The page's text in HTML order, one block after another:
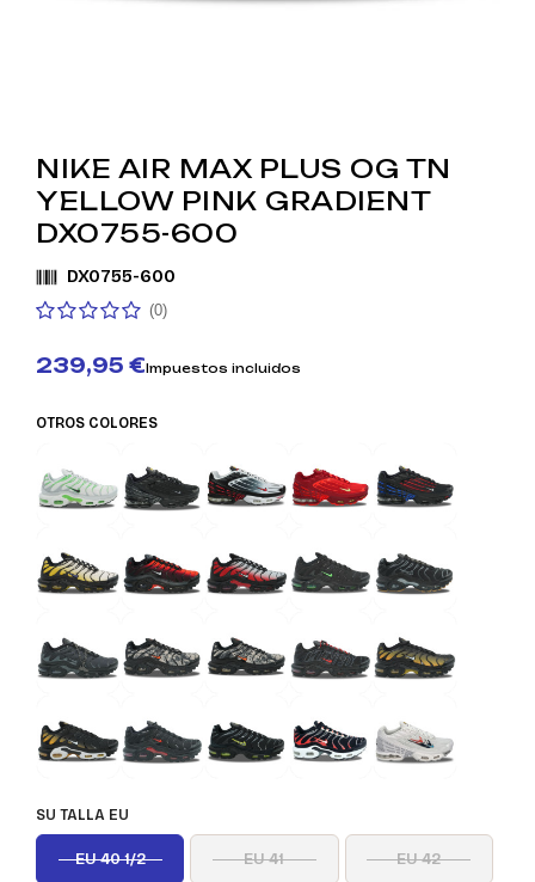
NIKE AIR MAX PLUS OG TN
YELLOW PINK GRADIENT
DX0755-600
DX0755-600
(0)
239,95 €Impuestos incluidos
OTROS COLORES
SU TALLA EU
EU 40 1/2 EU 41 EU 42